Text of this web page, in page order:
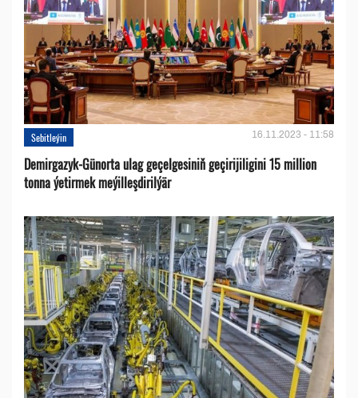
Sebitleýin 16.11.2023 - 11:58
Demirgazyk-Günorta ulag geçelgesiniň geçirijiligini 15 million
tonna ýetirmek meýilleşdirilýär